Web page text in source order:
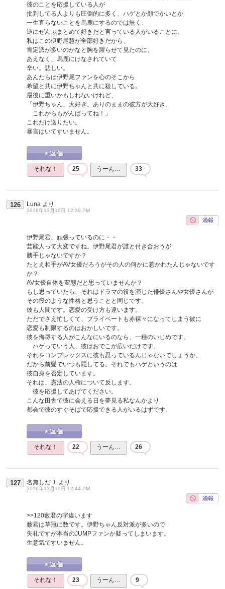
彼のことを応援している人が
批判してる人よりも圧倒的に多く、ハゲとか顔でかいとか
一生直らないことを馬鹿にするのでは無く、
逆にぜんぶまとめて好きだと言っている人がいることに。
私はこの伊野尾慧が全部好きだから、
肯定派が多いのかなと胸を躍らせて見たのに、
あえなく、馬鹿にけなされていて
辛い。悲しい。
あんたらは伊野尾ファンを心のそこから
希望と共に伊野ちゃんと共に殺している。
最後に重いかもしれないけれど、
「伊野ちゃん、大好き。ありのままの彼方が大好き。
これからもがんばってね！」
これだけ送りたい。
暴言はいてすいません。
それな！ 25 うーん… 33
126 Luna より
2016年12月10日 12:39 PM
伊野尾君、頑張っているのに・・
芸能人って大変ですね。伊野尾君が誰と付き合おうが
勝手じゃないですか？
たとえ相手がAV女優だろうがその人の何かに惹かれたんじゃないです
か？
AV女優自体を変態だと思っていませんか？
もし思っていたら、それはドラマの役を演じた俳優さんや女優さんが
その役のような性格と思うことと同じです。
彼も人間です。恋愛の受け方も違います。
ただでさえ忙しくて、プライベートも赤裸々になってしまう彼に
恋愛も制限するのはおかしいです。
彼を侮辱する人がこんなにいるのなら、一種のいじめです。
ハゲっていう人、彼はおでこが広いだけです。
それをコンプレックスに彼も思っているんじゃないでしょうか。
だから前髪でいつも隠してる。それでもハゲというのは
彼自身を否定しています。
それは、憲法の人権について反します。
彼を応援してあげてください。
こんな田舎で彼に会える日を夢見る私なんかより
都会で彼のすぐそばで応援できる人がいるはずです。
それな！ 22 うーん… 26
127 名無しだＪ より
2016年12月10日 12:44 PM
>>120薮君の字違います
薮君は草冠に数です。伊野ちゃん反対派が多いので
失礼ですが本当のJUMPファンか疑ってしまいます。
生意気ですいません。
それな！ 23 うーん… 9